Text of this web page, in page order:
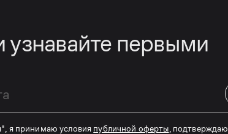
первыми
я принимаю условия публичной оферты , подтверждаю